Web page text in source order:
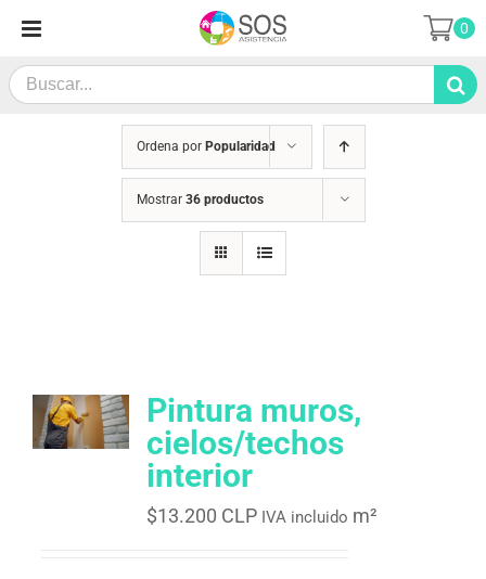
contenido
Search
for:
0
Ordena por Popularidad
Mostrar 36 productos
Pintura muros,
cielos/techos
interior
$13.200 CLP IVA incluido m²